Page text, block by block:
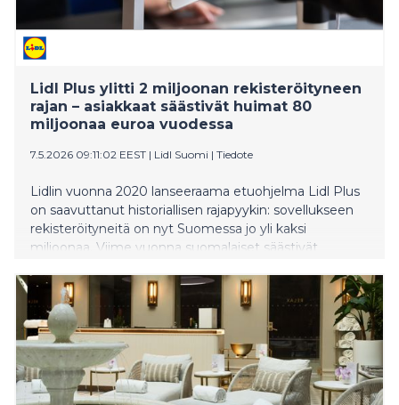
Lidl Plus ylitti 2 miljoonan rekisteröityneen
rajan – asiakkaat säästivät huimat 80
miljoonaa euroa vuodessa
7.5.2026 09:11:02 EEST | Lidl Suomi | Tiedote
Lidlin vuonna 2020 lanseeraama etuohjelma Lidl Plus
on saavuttanut historiallisen rajapyykin: sovellukseen
rekisteröityneitä on nyt Suomessa jo yli kaksi
miljoonaa. Viime vuonna suomalaiset säästivät
miljoonaa euroa.